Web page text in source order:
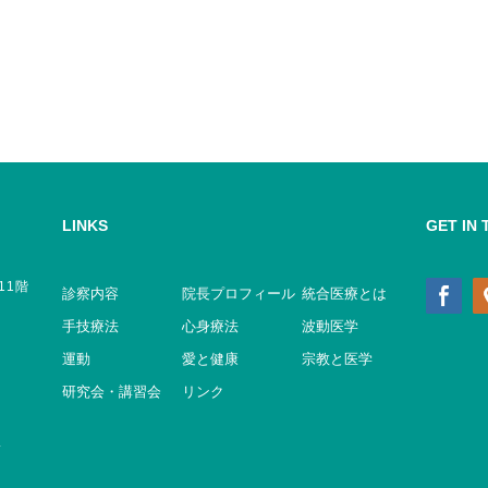
階
LINKS
診察内容 院長プロフィール 統合医療とは
手技療法
心身療法
波動医学
運動
愛と健康
宗教と医学
研究会・講習会
リンク
GET IN